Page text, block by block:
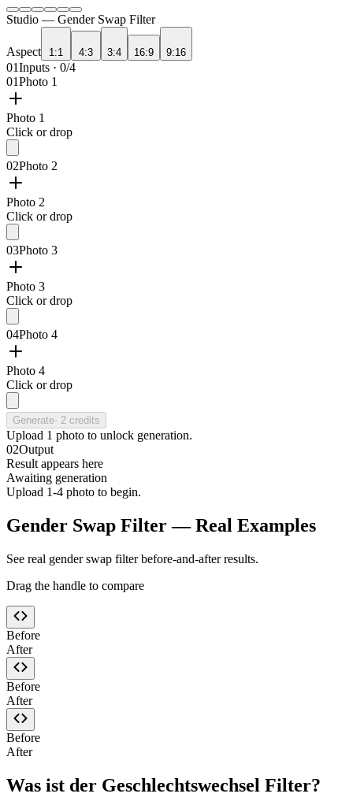
Studio — Gender Swap Filter
Aspect 1:1 4:3 3:4 16:9 9:16
01Inputs · 0/4
01Photo 1
Photo 1
Click or drop
02Photo 2
Photo 2
Click or drop
03Photo 3
Photo 3
Click or drop
04Photo 4
Photo 4
Click or drop
Generate· 2 credits
Upload 1 photo to unlock generation.
02Output
Result appears here
Awaiting generation
Upload 1-4 photo to begin.
Gender Swap Filter — Real Examples
See real gender swap filter before-and-after results.
Drag the handle to compare
Before
After
Before
After
Before
After
Was ist der Geschlechtswechsel Filter?